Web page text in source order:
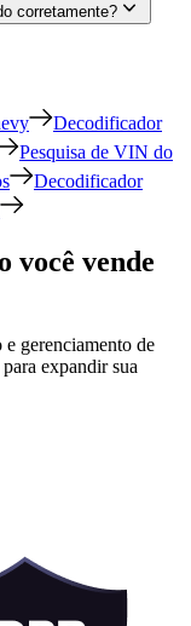
corretamente?
Decodificador
Pesquisa de VIN do
Decodificador
você vende
gerenciamento de
expandir sua